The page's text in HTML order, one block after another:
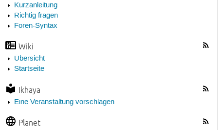
Kurzanleitung
Richtig fragen
Foren-Syntax
Wiki
Übersicht
Startseite
Ikhaya
Eine Veranstaltung vorschlagen
Planet